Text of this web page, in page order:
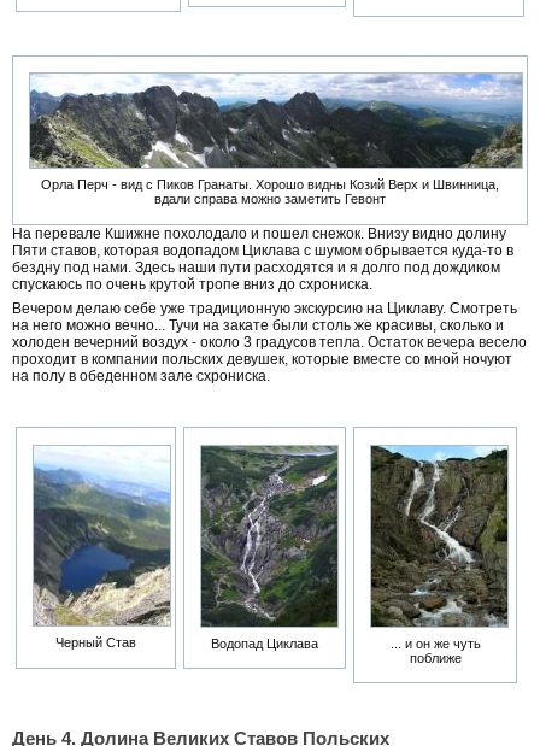
Орла Перч - вид с Пиков Гранаты. Хорошо видны Козий Верх и Швинница,
вдали справа можно заметить Гевонт
На перевале Кшижне похолодало и пошел снежок. Внизу видно долину
Пяти ставов, которая водопадом Циклава с шумом обрывается куда-то в
бездну под нами. Здесь наши пути расходятся и я долго под дождиком
спускаюсь по очень крутой тропе вниз до схрониска.
Вечером делаю себе уже традиционную экскурсию на Циклаву. Смотреть
на него можно вечно... Тучи на закате были столь же красивы, сколько и
холоден вечерний воздух - около 3 градусов тепла. Остаток вечера весело
проходит в компании польских девушек, которые вместе со мной ночуют
на полу в обеденном зале схрониска.
Черный Став Водопад Циклава
... и он же чуть
поближе
День 4. Долина Великих Ставов Польских